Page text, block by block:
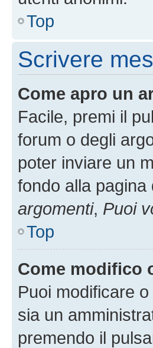
Top
Scrivere
Come apro un
Facile, premi il
forum o degli
poter inviare un
fondo alla
argomenti, Puoi
Top
Come modifico
Puoi modificare
sia un
premendo il